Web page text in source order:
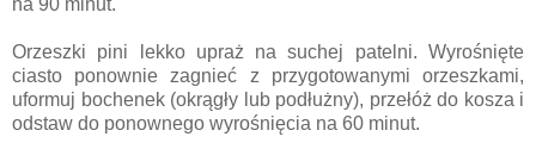
Orzeszki pini lekko upraż na suchej patelni. Wyrośnięte
ciasto ponownie zagnieć z przygotowanymi orzeszkami,
uformuj bochenek (okrągły lub podłużny), przełóż do kosza i
odstaw do ponownego wyrośnięcia na 60 minut.